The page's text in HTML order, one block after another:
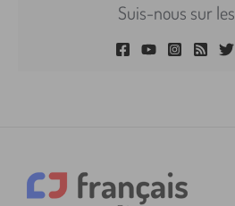
Suis-nous sur